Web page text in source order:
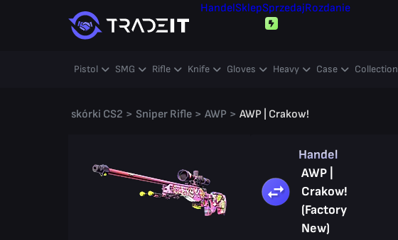
HandelSklepSprzedajRozdanie
Pistol SMG Rifle Knife Gloves Heavy Case Collection
skórki CS2 > Sniper Rifle > AWP > AWP | Crakow!
Handel
AWP |
Crakow!
(Factory
New)